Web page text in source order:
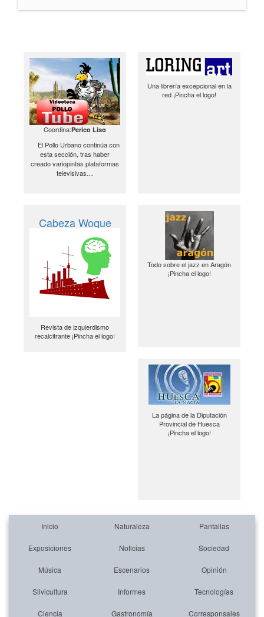
Coordina:Perico Liso
El Pollo Urbano continúa con
esta sección, tras haber
creado variopintas plataformas
televisivas…
Una librería excepcional en la
red ¡Pincha el logo!
Cabeza Woque
Revista de izquierdismo
recalcitrante ¡Pincha el logo!
Todo sobre el jazz en Aragón
¡Pincha el logo!
La página de la Diputación
Provincial de Huesca
¡Pincha el logo!
Inicio Naturaleza Pantallas
Exposiciones Noticias Sociedad
Música Escenarios Opinión
Silvicultura Informes Tecnologías
Ciencia Gastronomía Corresponsales